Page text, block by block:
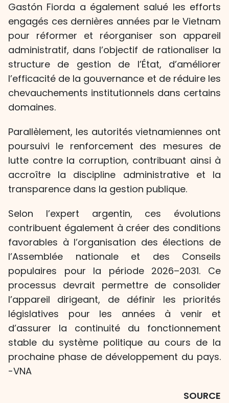
Gastón Fiorda a également salué les efforts
engagés ces dernières années par le Vietnam
pour réformer et réorganiser son appareil
administratif, dans l’objectif de rationaliser la
structure de gestion de l’État, d’améliorer
l’efficacité de la gouvernance et de réduire les
chevauchements institutionnels dans certains
domaines.
Parallèlement, les autorités vietnamiennes ont
poursuivi le renforcement des mesures de
lutte contre la corruption, contribuant ainsi à
accroître la discipline administrative et la
transparence dans la gestion publique.
Selon l’expert argentin, ces évolutions
contribuent également à créer des conditions
favorables à l’organisation des élections de
l’Assemblée nationale et des Conseils
populaires pour la période 2026–2031. Ce
processus devrait permettre de consolider
l’appareil dirigeant, de définir les priorités
législatives pour les années à venir et
d’assurer la continuité du fonctionnement
stable du système politique au cours de la
prochaine phase de développement du pays.
-VNA
SOURCE